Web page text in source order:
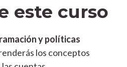
este curso
y políticas
los conceptos